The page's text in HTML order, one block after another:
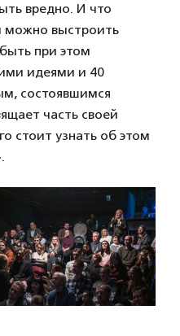
вредно. И что
можно выстроить
при этом
идеями и 40
состоявшимся
часть своей
стоит узнать об этом